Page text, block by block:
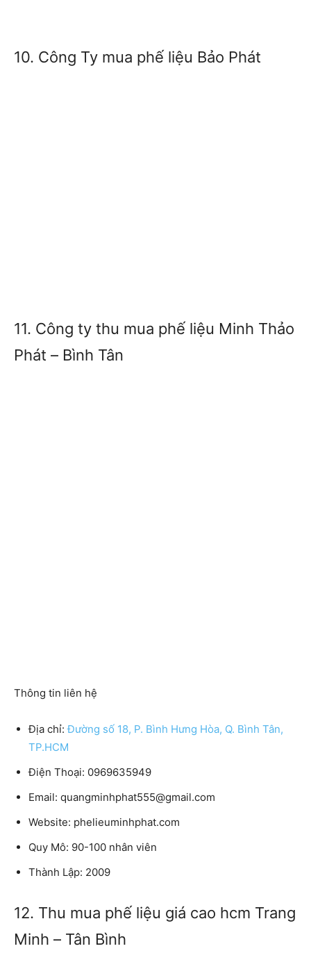
10. Công Ty mua phế liệu Bảo Phát
11. Công ty thu mua phế liệu Minh Thảo
Phát – Bình Tân
Thông tin liên hệ
Địa chỉ: Đường số 18, P. Bình Hưng Hòa, Q. Bình Tân,
TP.HCM
Điện Thoại: 0969635949
Email: quangminhphat555@gmail.com
Website: phelieuminhphat.com
Quy Mô: 90-100 nhân viên
Thành Lập: 2009
12. Thu mua phế liệu giá cao hcm Trang
Minh – Tân Bình